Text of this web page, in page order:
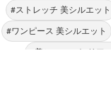
#ストレッチ 美シルエット
#ワンピース 美シルエット
#美シルエット リア